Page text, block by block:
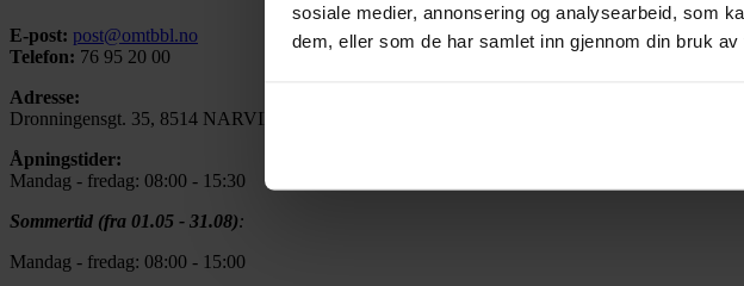
sosiale medier, annonsering og analysearbeid, som
dem, eller som de har samlet inn gjennom din bruk av
E-post: post@omtbbl.no
Telefon: 76 95 20 00
Adresse:
Dronningensgt. 35, 8514 NARVIK
Åpningstider:
Mandag - fredag: 08:00 - 15:30
Sommertid (fra 01.05 - 31.08):
Mandag - fredag: 08:00 - 15:00